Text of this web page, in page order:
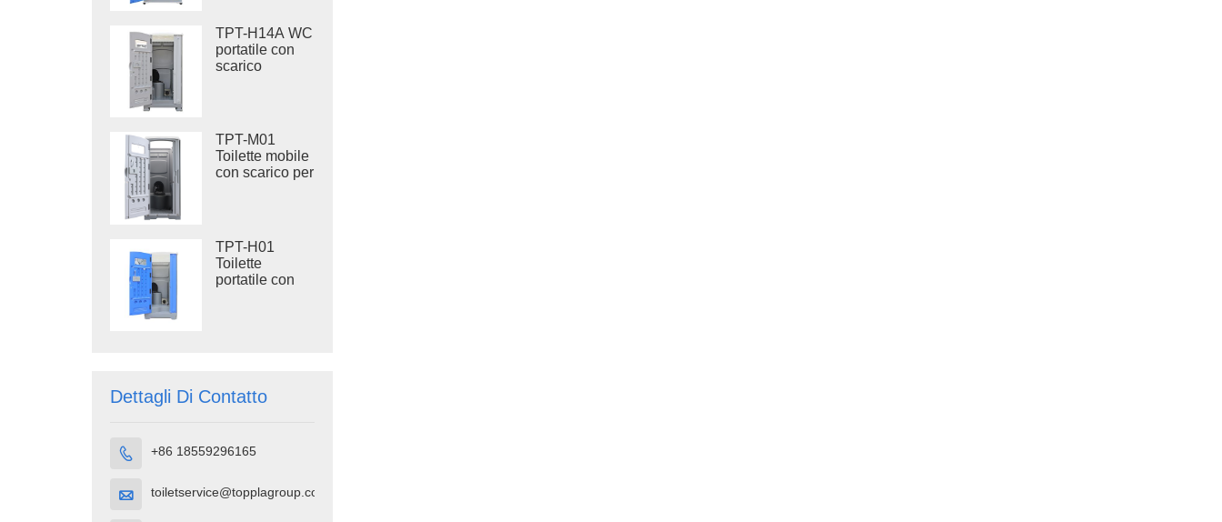
base in
acciaio, WC
portatile da
cantiere
TPT-H14A WC
portatile con
scarico
litri, WC in
plastica per
esterni
TPT-M01
Toilette mobile
con scarico per
TPT-H01
Toilette
portatile con
Dettagli Di Contatto
 +86 18559296165
 toiletservice@topplagroup.com